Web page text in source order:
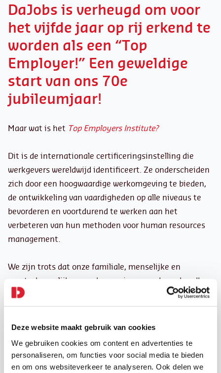
Deze website maakt gebruik van cookies
We gebruiken cookies om content en advertenties te
personaliseren, om functies voor social media te bieden
en om ons websiteverkeer te analyseren. Ook delen we
DaJobs is verheugd om voor
het vijfde jaar op rij erkend te
worden als een “Top
Employer!” Een geweldige
start van ons 70e
jubileumjaar!
Maar wat is het Top Employers Institute?
Dit is de internationale certificeringsinstelling die
werkgevers wereldwijd identificeert. Ze onderscheiden
zich door een hoogwaardige werkomgeving te bieden,
de ontwikkeling van vaardigheden op alle niveaus te
bevorderen en voortdurend te werken aan het
verbeteren van hun methoden voor human resources
management.
We zijn trots dat onze familiale, menselijke en
maatschappelijke waarden opnieuw worden erkend!
Dank aan de hele DaJobs-familie voor het mogelijk
maken van dit alles. Wat een fantastische kick-off van
U ook? Sluit aan bij de grote DaJobs-familie!